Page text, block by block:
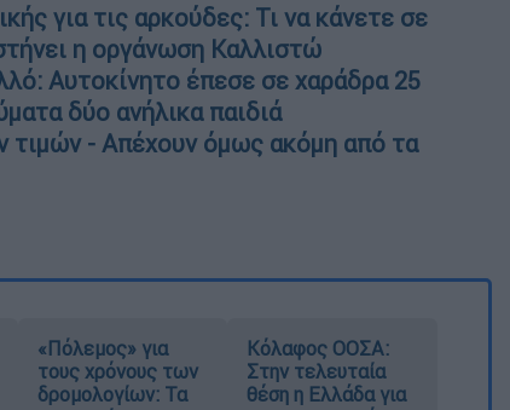
για τις αρκούδες: Τι να κάνετε σε
η οργάνωση Καλλιστώ
Αυτοκίνητο έπεσε σε χαράδρα 25
δύο ανήλικα παιδιά
τιμών - Απέχουν όμως ακόμη από τα
«Πόλεμος» για
τους χρόνους των
δρομολογίων: Τα
Κόλαφος ΟΟΣΑ:
Στην τελευταία
θέση η Ελλάδα για